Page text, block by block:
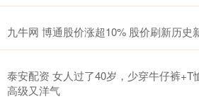
九牛网 博通股价涨超10% 股价刷新历史
泰安配资 女人过了40岁，少穿牛仔裤+T
高级又洋气